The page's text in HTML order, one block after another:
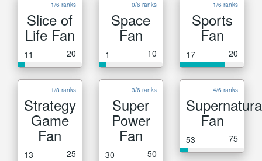
1/6 ranks
Slice of
Life Fan
11 20
0/6 ranks
Space
Fan
1 10
1/6 ranks
Sports
Fan
17 20
1/8 ranks
Strategy
Game
Fan
13 25
3/6 ranks
Super
Power
Fan
30 50
4/6 ranks
Fan
53 75